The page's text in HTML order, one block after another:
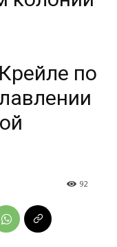
по
92